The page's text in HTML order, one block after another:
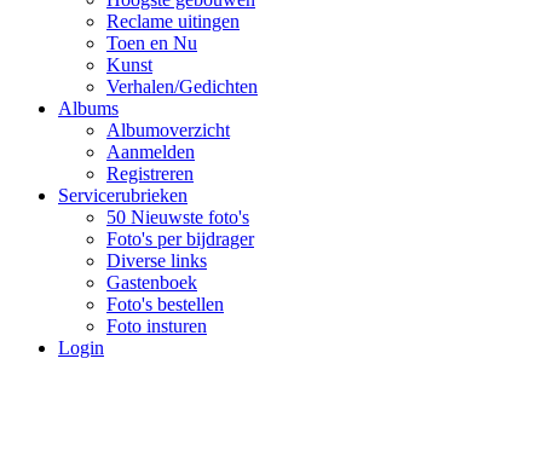
Reclame uitingen
Toen en Nu
Kunst
Verhalen/Gedichten
Albums
Albumoverzicht
Aanmelden
Registreren
Servicerubrieken
50 Nieuwste foto's
Foto's per bijdrager
Diverse links
Gastenboek
Foto's bestellen
Foto insturen
Login